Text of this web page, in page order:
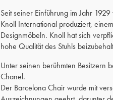
Seit seiner Einführung im Jahr
Knoll International produziert,
Designmöbeln. Knoll hat sich
hohe Qualität des Stuhls
Unter seinen berühmten Besitzern
Chanel.
Der Barcelona Chair wurde mit